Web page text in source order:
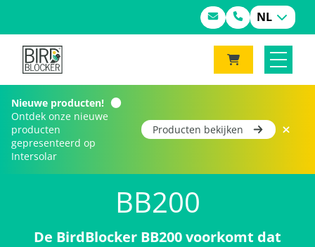
NL
Nieuwe producten!
Ontdek onze nieuwe
producten
gepresenteerd op
Intersolar
Producten bekijken
Home
BB200
De BirdBlocker BB200 voorkomt dat